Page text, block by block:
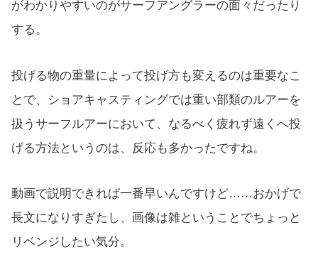
がわかりやすいのがサーフアングラーの面々だったり
する。
投げる物の重量によって投げ方も変えるのは重要なこ
とで、ショアキャスティングでは重い部類のルアーを
扱うサーフルアーにおいて、なるべく疲れず遠くへ投
げる方法というのは、反応も多かったですね。
動画で説明できれば一番早いんですけど……おかげで
長文になりすぎたし、画像は雑ということでちょっと
リベンジしたい気分。